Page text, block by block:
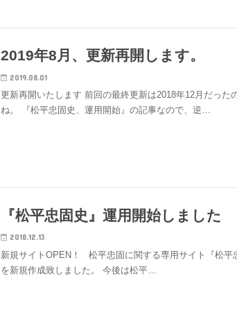
2019年8月、更新再開します。
2019.08.01
更新再開いたします 前回の最終更新は2018年12月だった
ね。 『松平忠固史、運用開始』の記事なので、逆…
『松平忠固史』運用開始しました
2018.12.13
新規サイトOPEN！ 松平忠固に関する専用サイト『松平
を新規作成致しました。 今後は松平…